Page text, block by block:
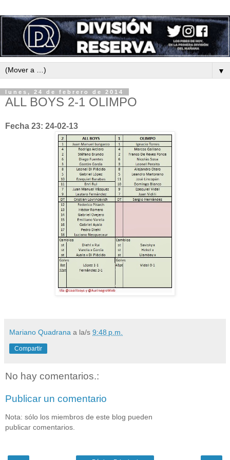
▼
lunes, 24 de febrero de 2014
ALL BOYS 2-1 OLIMPO
Fecha 23: 24-02-13
Mariano Quadrana a la/s 9:48 p.m.
Compartir
No hay comentarios.:
Publicar un comentario
Nota: sólo los miembros de este blog pueden
publicar comentarios.